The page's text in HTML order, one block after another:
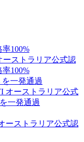
100%
ーストラリア公式認
100%
を一発通過
オーストラリア公式
一発通過
ーストラリア公式認